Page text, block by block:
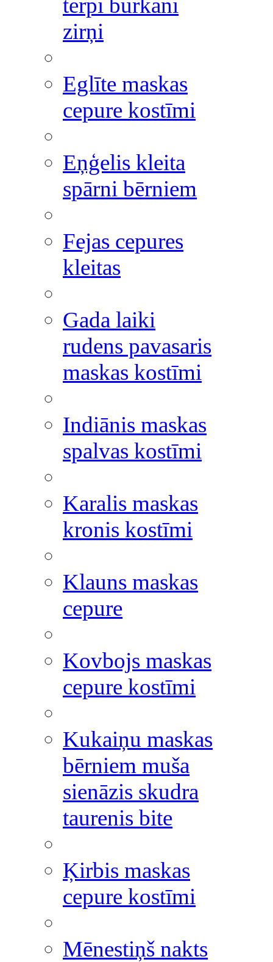
tērpi burkāni
zirņi
Eglīte maskas
cepure kostīmi
Eņģelis kleita
spārni bērniem
Fejas cepures
kleitas
Gada laiki
rudens pavasaris
maskas kostīmi
Indiānis maskas
spalvas kostīmi
Karalis maskas
kronis kostīmi
Klauns maskas
cepure
Kovbojs maskas
cepure kostīmi
Kukaiņu maskas
bērniem muša
sienāzis skudra
taurenis bite
Ķirbis maskas
cepure kostīmi
Mēnestiņš nakts